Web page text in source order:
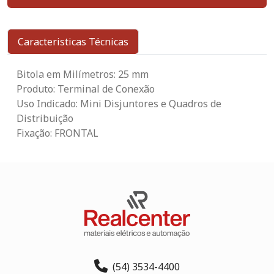
Caracteristicas Técnicas
Bitola em Milímetros: 25 mm
Produto: Terminal de Conexão
Uso Indicado: Mini Disjuntores e Quadros de
Distribuição
Fixação: FRONTAL
(54) 3534-4400